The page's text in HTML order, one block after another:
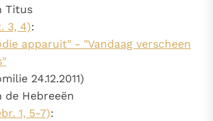
Titus
3, 4):
apparuit" - "Vandaag verscheen
24.12.2011)
de Hebreeën
1, 5-7):